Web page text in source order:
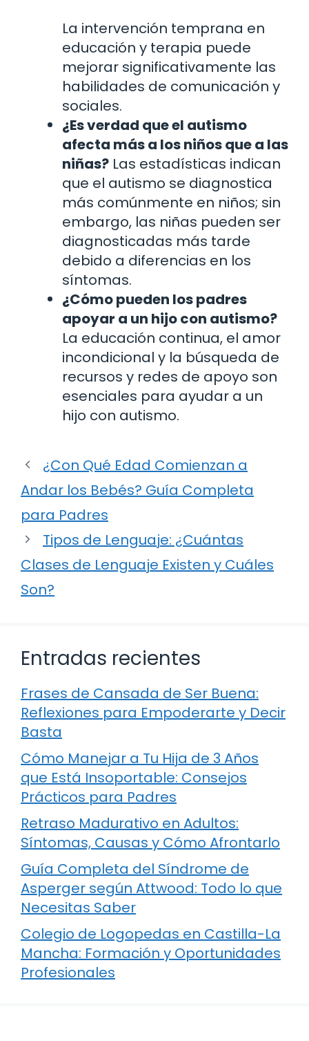
La intervención temprana en
educación y terapia puede
mejorar significativamente las
habilidades de comunicación y
sociales.
¿Es verdad que el autismo
afecta más a los niños que a las
niñas? Las estadísticas indican
que el autismo se diagnostica
más comúnmente en niños; sin
embargo, las niñas pueden ser
diagnosticadas más tarde
debido a diferencias en los
síntomas.
¿Cómo pueden los padres
apoyar a un hijo con autismo?
La educación continua, el amor
incondicional y la búsqueda de
recursos y redes de apoyo son
esenciales para ayudar a un
hijo con autismo.
¿Con Qué Edad Comienzan a
Andar los Bebés? Guía Completa
para Padres
Tipos de Lenguaje: ¿Cuántas
Clases de Lenguaje Existen y Cuáles
Son?
Entradas recientes
Frases de Cansada de Ser Buena:
Reflexiones para Empoderarte y Decir
Basta
Cómo Manejar a Tu Hija de 3 Años
que Está Insoportable: Consejos
Prácticos para Padres
Retraso Madurativo en Adultos:
Síntomas, Causas y Cómo Afrontarlo
Guía Completa del Síndrome de
Asperger según Attwood: Todo lo que
Necesitas Saber
Colegio de Logopedas en Castilla-La
Mancha: Formación y Oportunidades
Profesionales